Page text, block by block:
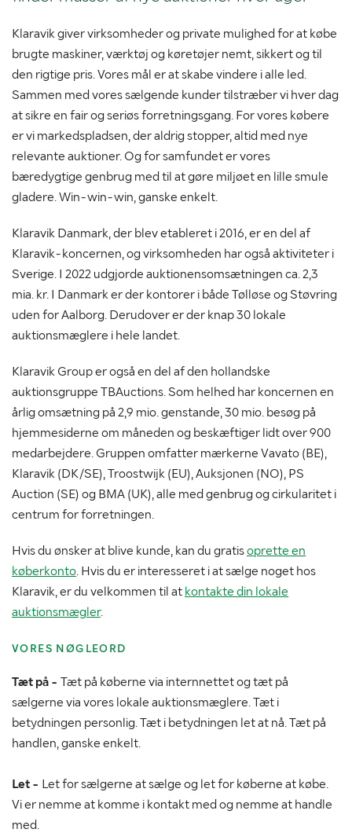
Klaravik giver virksomheder og private mulighed for at købe
brugte maskiner, værktøj og køretøjer nemt, sikkert og til
den rigtige pris. Vores mål er at skabe vindere i alle led.
Sammen med vores sælgende kunder tilstræber vi hver dag
at sikre en fair og seriøs forretningsgang. For vores købere
er vi markedspladsen, der aldrig stopper, altid med nye
relevante auktioner. Og for samfundet er vores
bæredygtige genbrug med til at gøre miljøet en lille smule
gladere. Win-win-win, ganske enkelt.
Klaravik Danmark, der blev etableret i 2016, er en del af
Klaravik-koncernen, og virksomheden har også aktiviteter i
Sverige. I 2022 udgjorde auktionensomsætningen ca. 2,3
mia. kr. I Danmark er der kontorer i både Tølløse og Støvring
uden for Aalborg. Derudover er der knap 30 lokale
auktionsmæglere i hele landet.
Klaravik Group er også en del af den hollandske
auktionsgruppe TBAuctions. Som helhed har koncernen en
årlig omsætning på 2,9 mio. genstande, 30 mio. besøg på
hjemmesiderne om måneden og beskæftiger lidt over 900
medarbejdere. Gruppen omfatter mærkerne Vavato (BE),
Klaravik (DK/SE), Troostwijk (EU), Auksjonen (NO), PS
Auction (SE) og BMA (UK), alle med genbrug og cirkularitet i
centrum for forretningen.
Hvis du ønsker at blive kunde, kan du gratisoprette en
køberkonto. Hvis du er interesseret i at sælge noget hos
Klaravik, er du velkommen til at kontakte din lokale
auktionsmægler.
VORES NØGLEORD
Tæt på - Tæt på køberne via internnettet og tæt på
sælgerne via vores lokale auktionsmæglere. Tæt i
betydningen personlig. Tæt i betydningen let at nå. Tæt på
handlen, ganske enkelt.
Let - Let for sælgerne at sælge og let for køberne at købe.
Vi er nemme at komme i kontakt med og nemme at handle
med.